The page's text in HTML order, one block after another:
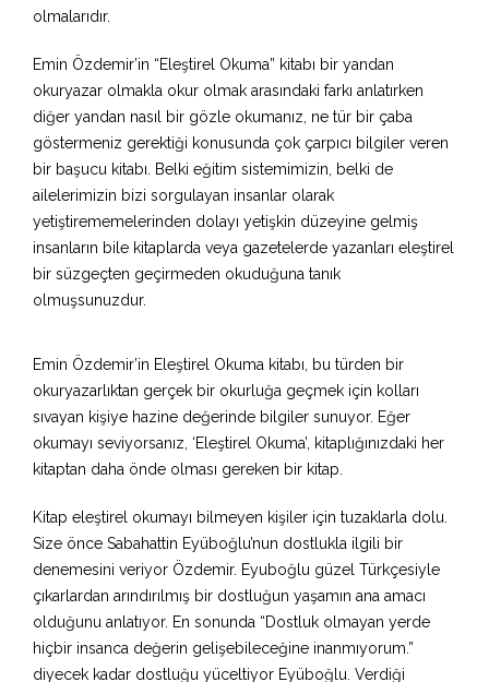
olmalarıdır.
Emin Özdemir’in “Eleştirel Okuma” kitabı bir yandan
okuryazar olmakla okur olmak arasındaki farkı anlatırken
diğer yandan nasıl bir gözle okumanız, ne tür bir çaba
göstermeniz gerektiği konusunda çok çarpıcı bilgiler veren
bir başucu kitabı. Belki eğitim sistemimizin, belki de
ailelerimizin bizi sorgulayan insanlar olarak
yetiştirememelerinden dolayı yetişkin düzeyine gelmiş
insanların bile kitaplarda veya gazetelerde yazanları eleştirel
bir süzgeçten geçirmeden okuduğuna tanık
olmuşsunuzdur.
Emin Özdemir’in Eleştirel Okuma kitabı, bu türden bir
okuryazarlıktan gerçek bir okurluğa geçmek için kolları
sıvayan kişiye hazine değerinde bilgiler sunuyor. Eğer
okumayı seviyorsanız, ‘Eleştirel Okuma’, kitaplığınızdaki her
kitaptan daha önde olması gereken bir kitap.
Kitap eleştirel okumayı bilmeyen kişiler için tuzaklarla dolu.
Size önce Sabahattin Eyüboğlu’nun dostlukla ilgili bir
denemesini veriyor Özdemir. Eyuboğlu güzel Türkçesiyle
çıkarlardan arındırılmış bir dostluğun yaşamın ana amacı
olduğunu anlatıyor. En sonunda “Dostluk olmayan yerde
hiçbir insanca değerin gelişebileceğine inanmıyorum.”
diyecek kadar dostluğu yüceltiyor Eyüboğlu. Verdiği